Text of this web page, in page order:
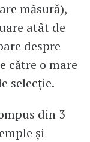
măsură),
atât de
despre
către o mare
selecție.
din 3
și